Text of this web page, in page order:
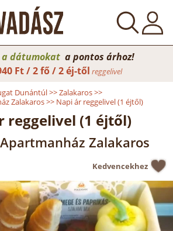
a dátumokat a pontos árhoz!
Ft / 2 fő / 2 éj-től reggelivel
Dunántúl>>Zalakaros>>
Zalakaros>> Napi ár reggelivel (1 éjtől)
reggelivel (1 éjtől)
Zalakaros
Kedvencekhez